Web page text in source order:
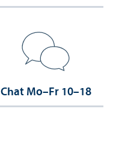
Chat Mo–Fr 10–18